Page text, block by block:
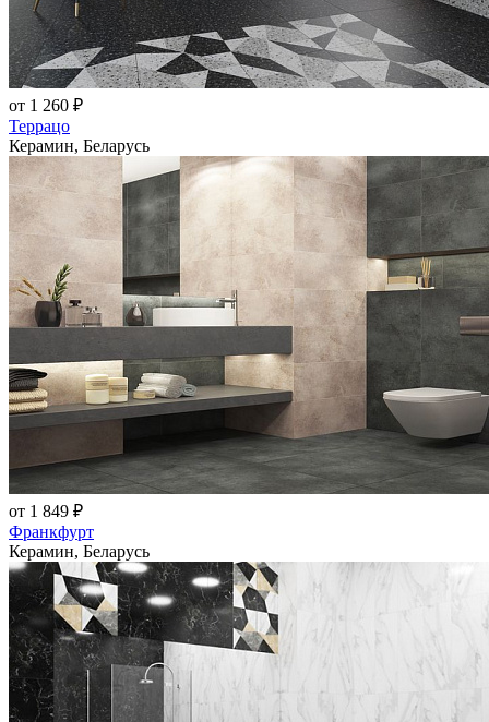
от 1 260 ₽
Террацо
Керамин, Беларусь
от 1 849 ₽
Франкфурт
Керамин, Беларусь